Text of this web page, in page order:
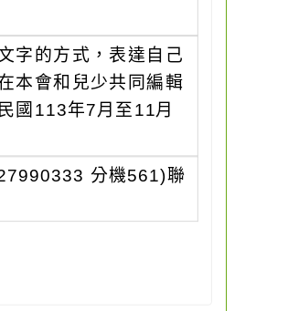
字的方式，表達自己
本會和兒少共同編輯
國113年7月至11月
分機561)聯